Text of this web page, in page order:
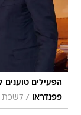
הפעילים טוענים
פפנדראו
/ לשכת